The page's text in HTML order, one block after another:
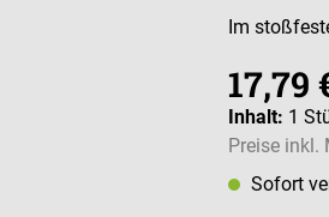
Im
17,79
Inhalt: 1
Preise inkl.
Sofort